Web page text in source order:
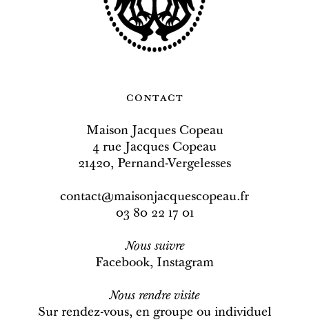
contact
Maison Jacques Copeau
4 rue Jacques Copeau
21420, Pernand-Vergelesses
contact@maisonjacquescopeau.fr
03 80 22 17 01
Nous suivre
Facebook, Instagram
Nous rendre visite
Sur rendez-vous, en groupe ou individuel